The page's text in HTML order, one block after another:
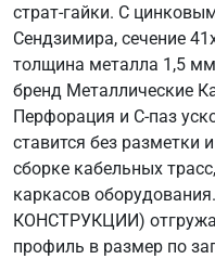
страт-гайки. С
Сендзимира, сечение
толщина металла 1,5
бренд Металлические
Перфорация и С-паз
ставится без разметки
сборке кабельных
каркасов
КОНСТРУКЦИИ)
профиль в размер по